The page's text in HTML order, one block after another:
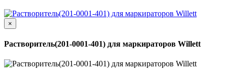
×
Растворитель(201-0001-401) для маркираторов Willett